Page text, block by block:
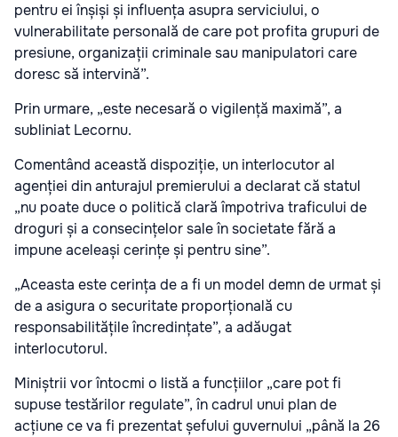
pentru ei înșiși și influența asupra serviciului, o
vulnerabilitate personală de care pot profita grupuri de
presiune, organizații criminale sau manipulatori care
doresc să intervină”.
Prin urmare, „este necesară o vigilență maximă”, a
subliniat Lecornu.
Comentând această dispoziție, un interlocutor al
agenției din anturajul premierului a declarat că statul
„nu poate duce o politică clară împotriva traficului de
droguri și a consecințelor sale în societate fără a
impune aceleași cerințe și pentru sine”.
„Aceasta este cerința de a fi un model demn de urmat și
de a asigura o securitate proporțională cu
responsabilitățile încredințate”, a adăugat
interlocutorul.
Miniștrii vor întocmi o listă a funcțiilor „care pot fi
supuse testărilor regulate”, în cadrul unui plan de
acțiune ce va fi prezentat șefului guvernului „până la 26